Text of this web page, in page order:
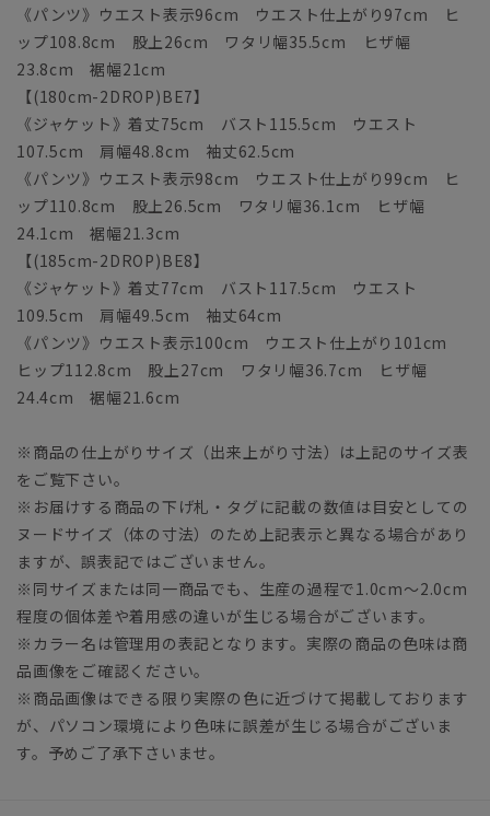
《パンツ》ウエスト表示96cm ウエスト仕上がり97cm ヒ
ップ108.8cm 股上26cm ワタリ幅35.5cm ヒザ幅
23.8cm 裾幅21cm
【(180cm-2DROP)BE7】
《ジャケット》着丈75cm バスト115.5cm ウエスト
107.5cm 肩幅48.8cm 袖丈62.5cm
《パンツ》ウエスト表示98cm ウエスト仕上がり99cm ヒ
ップ110.8cm 股上26.5cm ワタリ幅36.1cm ヒザ幅
24.1cm 裾幅21.3cm
【(185cm-2DROP)BE8】
《ジャケット》着丈77cm バスト117.5cm ウエスト
109.5cm 肩幅49.5cm 袖丈64cm
《パンツ》ウエスト表示100cm ウエスト仕上がり101cm
ヒップ112.8cm 股上27cm ワタリ幅36.7cm ヒザ幅
24.4cm 裾幅21.6cm
※商品の仕上がりサイズ（出来上がり寸法）は上記のサイズ表
をご覧下さい。
※お届けする商品の下げ札・タグに記載の数値は目安としての
ヌードサイズ（体の寸法）のため上記表示と異なる場合があり
ますが、誤表記ではございません。
※同サイズまたは同一商品でも、生産の過程で1.0cm～2.0cm
程度の個体差や着用感の違いが生じる場合がございます。
※カラー名は管理用の表記となります。実際の商品の色味は商
品画像をご確認ください。
※商品画像はできる限り実際の色に近づけて掲載しております
が、パソコン環境により色味に誤差が生じる場合がございま
す。予めご了承下さいませ。